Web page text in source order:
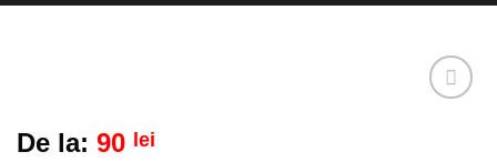
De la: 90 lei